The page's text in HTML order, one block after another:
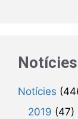
Notícies
2019 (47)